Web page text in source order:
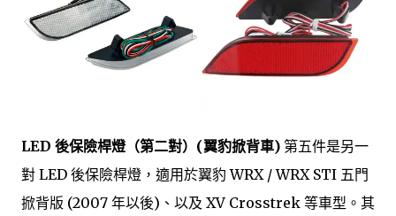
LED 後保險桿燈（第二對）(翼豹掀背車) 第五件是另一
對 LED 後保險桿燈，適用於翼豹 WRX / WRX STI 五門
掀背版 (2007 年以後)、以及 XV Crosstrek 等車型。其